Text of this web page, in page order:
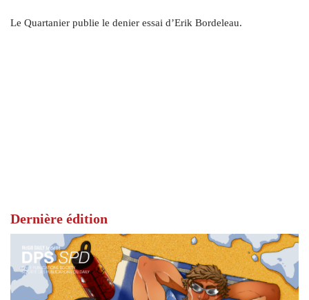
Le Quartanier publie le denier essai d’Erik Bordeleau.
Dernière édition